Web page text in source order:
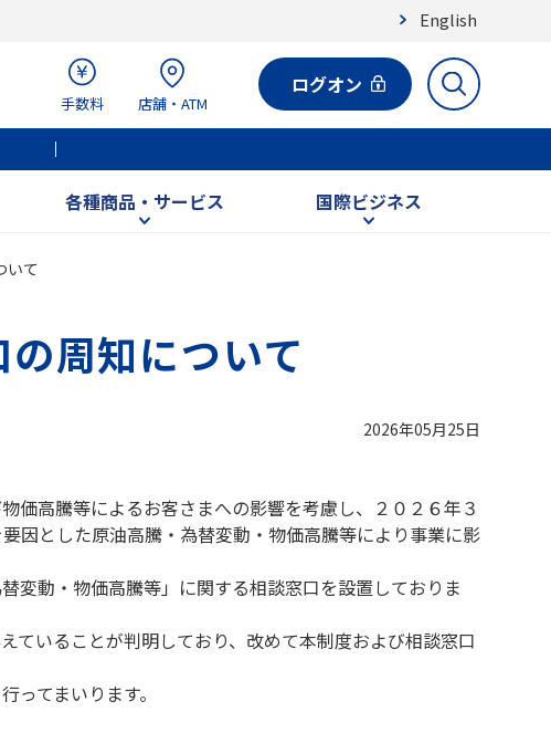
English
手数料 店舗・ATM
ログオン
各種商品・サービス 国際ビジネス
いて
周知について
2026年05月25日
価高騰等によるお客さまへの影響を考慮し、２０２６年３
因とした原油高騰・為替変動・物価高騰等により事業に影
変動・物価高騰等」に関する相談窓口を設置しておりま
ていることが判明しており、改めて本制度および相談窓口
てまいります。